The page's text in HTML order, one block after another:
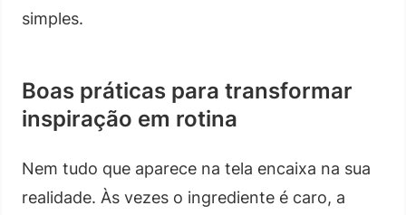
simples.
Boas práticas para transformar
inspiração em rotina
Nem tudo que aparece na tela encaixa na sua
realidade. Às vezes o ingrediente é caro, a